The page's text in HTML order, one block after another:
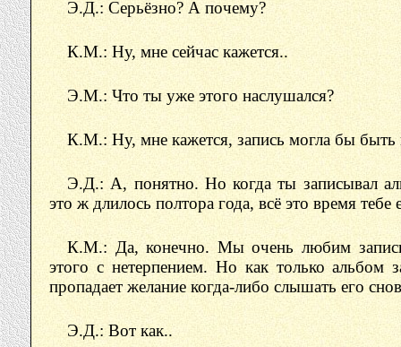
Э.Д.: Серьёзно? А почему?
К.М.: Ну, мне сейчас кажется..
Э.М.: Что ты уже этого наслушался?
К.М.: Ну, мне кажется, запись могла бы
Э.Д.: А, понятно. Но когда ты записывал
это ж длилось полтора года, всё это время
К.М.: Да, конечно. Мы очень любим
этого с нетерпением. Но как только альбом
пропадает желание когда-либо слышать его
Э.Д.: Вот как..